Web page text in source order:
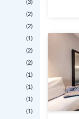
(3)
(2)
(2)
(1)
(2)
(2)
(1)
(1)
(1)
(1)